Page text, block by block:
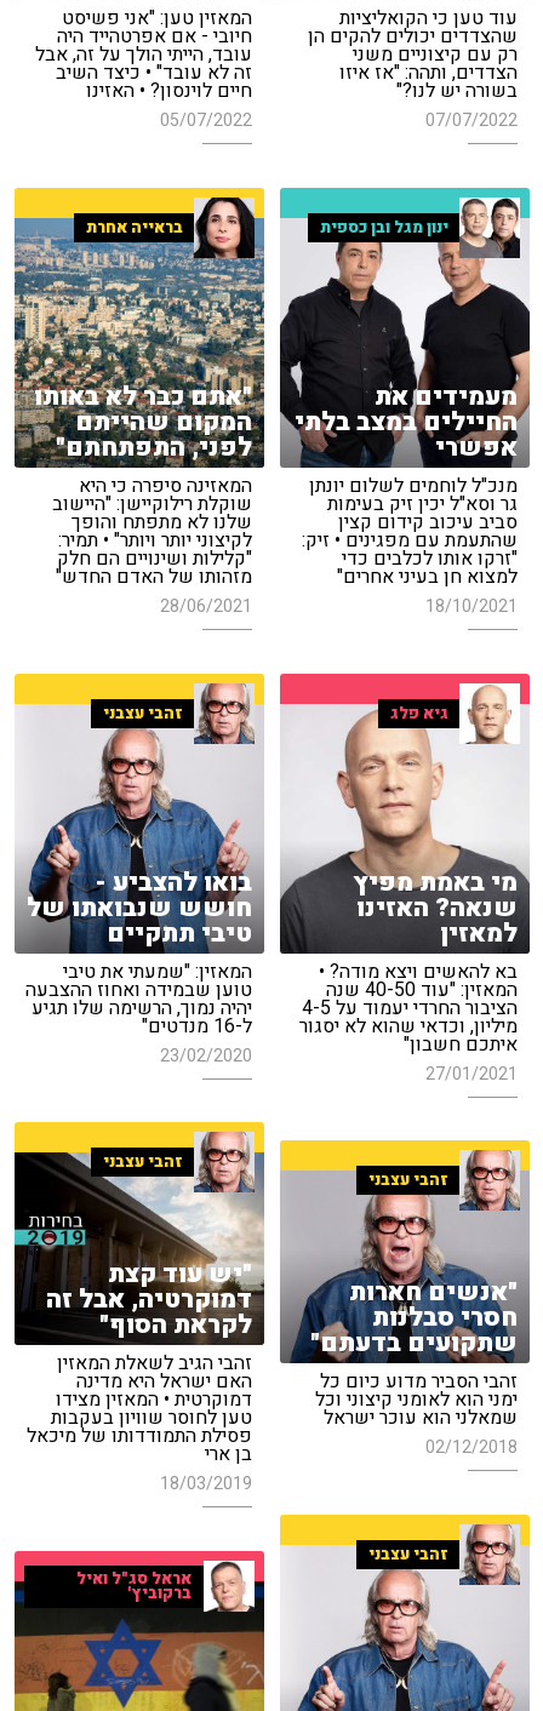
עוד טען כי הקואליציות
שהצדדים יכולים להקים הן
רק עם קיצוניים משני
הצדדים, ותהה: "אז איזו
בשורה יש לנו?"
07/07/2022
המאזין טען: "אני פשיסט
חיובי - אם אפרטהייד היה
עובד, הייתי הולך על זה, אבל
זה לא עובד" • כיצד השיב
חיים לוינסון? • האזינו
05/07/2022
ינון מגל ובן כספית
מעמידים את
החיילים במצב בלתי
אפשרי
מנכ"ל לוחמים לשלום יונתן
גר וסא"ל יכין זיק בעימות
סביב עיכוב קידום קצין
שהתעמת עם מפגינים • זיק:
"זרקו אותו לכלבים כדי
למצוא חן בעיני אחרים"
18/10/2021
בראייה אחרת
"אתם כבר לא באותו
המקום שהייתם
לפני, התפתחתם"
המאזינה סיפרה כי היא
שוקלת רילוקיישן: "היישוב
שלנו לא מתפתח והופך
לקיצוני יותר ויותר" • תמיר:
"קלילות ושינויים הם חלק
מזהותו של האדם החדש"
28/06/2021
גיא פלג
מי באמת מפיץ
שנאה? האזינו
למאזין
בא להאשים ויצא מודה? •
המאזין: "עוד 40-50 שנה
הציבור החרדי יעמוד על 4-5
מיליון, וכדאי שהוא לא יסגור
איתכם חשבון"
27/01/2021
זהבי עצבני
בואו להצביע -
חושש שנבואתו של
טיבי תתקיים
המאזין: "שמעתי את טיבי
טוען שבמידה ואחוז ההצבעה
יהיה נמוך, הרשימה שלו תגיע
ל-16 מנדטים"
23/02/2020
זהבי עצבני
"יש עוד קצת
דמוקרטיה, אבל זה
לקראת הסוף"
זהבי הגיב לשאלת המאזין
האם ישראל היא מדינה
דמוקרטית • המאזין מצידו
טען לחוסר שוויון בעקבות
פסילת התמודדותו של מיכאל
בן ארי
18/03/2019
זהבי עצבני
"אנשים חארות
חסרי סבלנות
שתקועים בדעתם"
זהבי הסביר מדוע כיום כל
ימני הוא לאומני קיצוני וכל
שמאלני הוא עוכר ישראל
02/12/2018
זהבי עצבני
אראל סג"ל ואיל
ברקוביץ'